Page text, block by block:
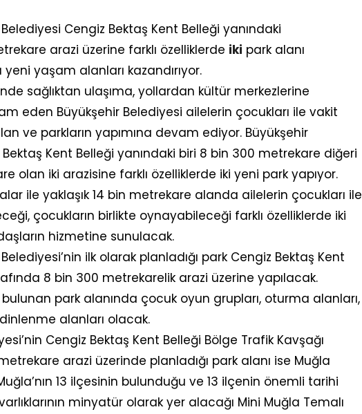
Cengiz Bektaş Kent Belleği yanındaki
arazi üzerine farklı özelliklerde iki park alanı
yaşam alanları kazandırıyor.
sağlıktan ulaşıma, yollardan kültür merkezlerine
eden Büyükşehir Belediyesi ailelerin çocukları ile vakit
ve parkların yapımına devam ediyor. Büyükşehir
Kent Belleği yanındaki biri 8 bin 300 metrekare diğeri
olan iki arazisine farklı özelliklerde iki yeni park yapıyor.
ile yaklaşık 14 bin metrekare alanda ailelerin çocukları ile
çocukların birlikte oynayabileceği farklı özelliklerde iki
hizmetine sunulacak.
ilk olarak planladığı park Cengiz Bektaş Kent
8 bin 300 metrekarelik arazi üzerine yapılacak.
bulunan park alanında çocuk oyun grupları, oturma alanları,
alanları olacak.
Cengiz Bektaş Kent Belleği Bölge Trafik Kavşağı
arazi üzerinde planladığı park alanı ise Muğla
13 ilçesinin bulunduğu ve 13 ilçenin önemli tarihi
minyatür olarak yer alacağı Mini Muğla Temalı